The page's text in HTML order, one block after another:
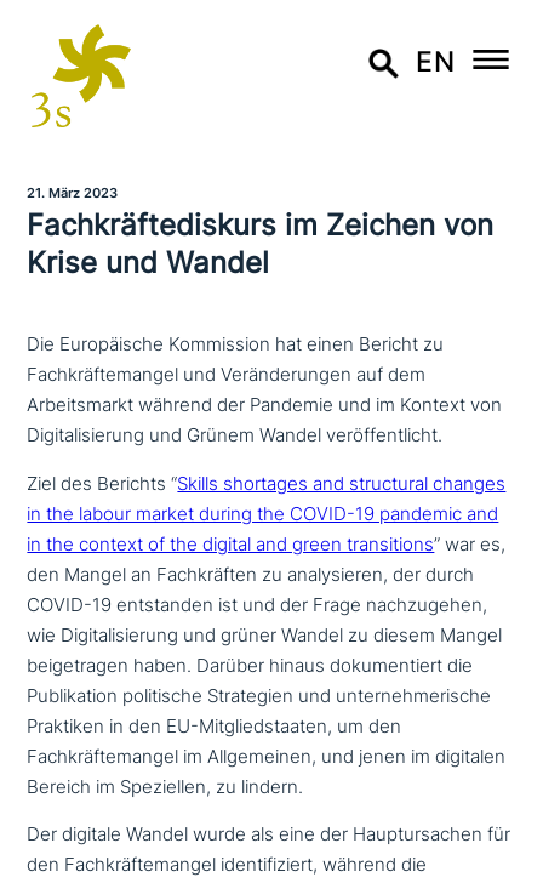
EN
21. März 2023
Fachkräftediskurs im Zeichen von
Krise und Wandel
Die Europäische Kommission hat einen Bericht zu
Fachkräftemangel und Veränderungen auf dem
Arbeitsmarkt während der Pandemie und im Kontext von
Digitalisierung und Grünem Wandel veröffentlicht.
Ziel des Berichts “Skills shortages and struc­tu­ral changes
in the labour market during the COVID-19 pandemic and
in the context of the digital and green tran­si­ti­ons” war es,
den Mangel an Fachkräften zu ana­ly­sie­ren, der durch
COVID-19 ent­stan­den ist und der Frage nach­zu­ge­hen,
wie Digitalisierung und grüner Wandel zu diesem Mangel
bei­getra­gen haben. Darüber hinaus doku­men­tiert die
Publikation poli­ti­sche Strategien und unter­neh­me­ri­sche
Praktiken in den EU-Mitgliedstaaten, um den
Fachkräftemangel im Allgemeinen, und jenen im digitalen
Bereich im Speziellen, zu lindern.
Der digitale Wandel wurde als eine der Hauptursachen für
den Fachkräftemangel iden­ti­fi­ziert, während die